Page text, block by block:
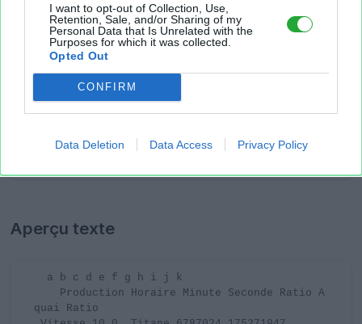
I want to opt-out of Collection, Use,
Retention, Sale, and/or Sharing of my
Personal Data that Is Unrelated with the
Purposes for which it was collected.
Opted Out
CONFIRM
Data Deletion Data Access Privacy Policy
Aperçu texte